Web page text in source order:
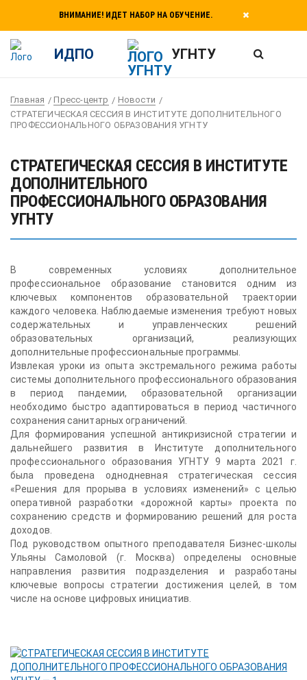
ВНИМАНИЕ! ИДЕТ НАБОР НА ОБУЧЕНИЕ.
ИДПО УГНТУ
Главная Пресс-центр
Новости
СТРАТЕГИЧЕСКАЯ СЕССИЯ В ИНСТИТУТЕ ДОПОЛНИТЕЛЬНОГО
ПРОФЕССИОНАЛЬНОГО ОБРАЗОВАНИЯ УГНТУ
СТРАТЕГИЧЕСКАЯ СЕССИЯ В ИНСТИТУТЕ
ДОПОЛНИТЕЛЬНОГО
ПРОФЕССИОНАЛЬНОГО ОБРАЗОВАНИЯ
УГНТУ
В современных условиях дополнительное
профессиональное образование становится одним из
ключевых компонентов образовательной траектории
каждого человека. Наблюдаемые изменения требуют новых
содержательных и управленческих решений
образовательных организаций, реализующих
дополнительные профессиональные программы.
Извлекая уроки из опыта экстремального режима работы
системы дополнительного профессионального образования
в период пандемии, образовательной организации
необходимо быстро адаптироваться в период частичного
сохранения санитарных ограничений.
Для формирования успешной антикризисной стратегии и
дальнейшего развития в Институте дополнительного
профессионального образования УГНТУ 9 марта 2021 г.
была проведена однодневная стратегическая сессия
«Решения для прорыва в условиях изменений» с целью
оперативной разработки «дорожной карты» проекта по
сохранению средств и формированию решений для роста
доходов.
Под руководством опытного преподавателя Бизнес-школы
Ульяны Самоловой (г. Москва) определены основные
направления развития подразделения и разработаны
ключевые вопросы стратегии достижения целей, в том
числе на основе цифровых инициатив.